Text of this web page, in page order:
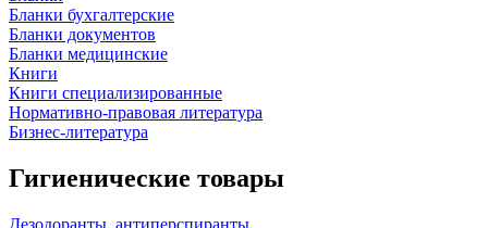
Бланки бухгалтерские
Бланки документов
Бланки медицинские
Книги
Книги специализированные
Нормативно-правовая литература
Бизнес-литература
Гигиенические товары
Дезодоранты, антиперспиранты